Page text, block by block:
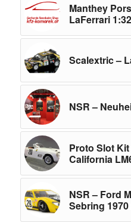
Manthey
LaFerrari
Scalextric –
NSR –
Proto Slot Kit
California
NSR – Ford
Sebring 1970